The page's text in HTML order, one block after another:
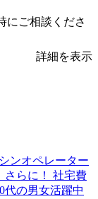
にご相談くださ
詳細を表示